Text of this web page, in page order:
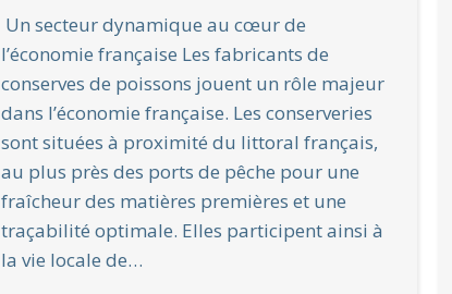
Un secteur dynamique au cœur de
l’économie française Les fabricants de
conserves de poissons jouent un rôle majeur
dans l’économie française. Les conserveries
sont situées à proximité du littoral français,
au plus près des ports de pêche pour une
fraîcheur des matières premières et une
traçabilité optimale. Elles participent ainsi à
la vie locale de…